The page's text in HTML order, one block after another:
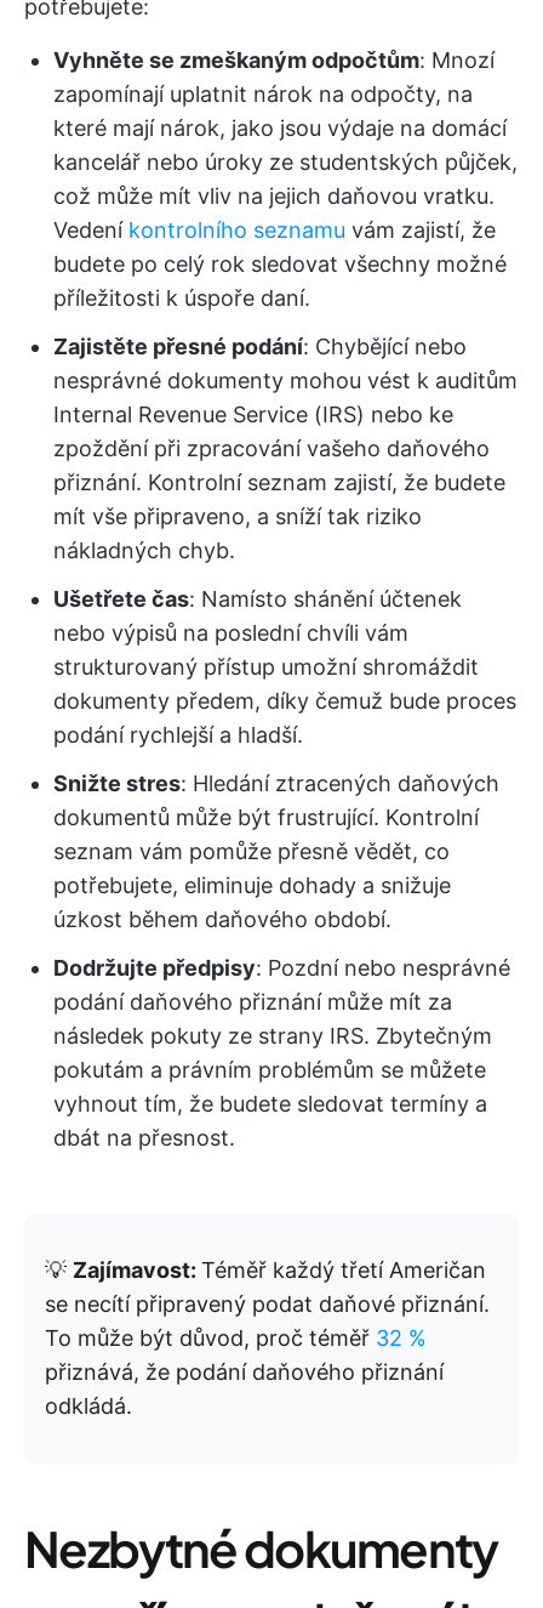
potřebujete:
Vyhněte se zmeškaným odpočtům: Mnozí
zapomínají uplatnit nárok na odpočty, na
které mají nárok, jako jsou výdaje na domácí
kancelář nebo úroky ze studentských půjček,
což může mít vliv na jejich daňovou vratku.
Vedení kontrolního seznamu vám zajistí, že
budete po celý rok sledovat všechny možné
příležitosti k úspoře daní.
Zajistěte přesné podání: Chybějící nebo
nesprávné dokumenty mohou vést k auditům
Internal Revenue Service (IRS) nebo ke
zpoždění při zpracování vašeho daňového
přiznání. Kontrolní seznam zajistí, že budete
mít vše připraveno, a sníží tak riziko
nákladných chyb.
Ušetřete čas: Namísto shánění účtenek
nebo výpisů na poslední chvíli vám
strukturovaný přístup umožní shromáždit
dokumenty předem, díky čemuž bude proces
podání rychlejší a hladší.
Snižte stres: Hledání ztracených daňových
dokumentů může být frustrující. Kontrolní
seznam vám pomůže přesně vědět, co
potřebujete, eliminuje dohady a snižuje
úzkost během daňového období.
Dodržujte předpisy: Pozdní nebo nesprávné
podání daňového přiznání může mít za
následek pokuty ze strany IRS. Zbytečným
pokutám a právním problémům se můžete
vyhnout tím, že budete sledovat termíny a
dbát na přesnost.
💡 Zajímavost: Téměř každý třetí Američan
se necítí připravený podat daňové přiznání.
To může být důvod, proč téměř 32 %
přiznává, že podání daňového přiznání
odkládá.
Nezbytné dokumenty